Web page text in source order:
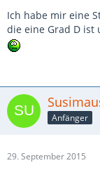
Ich habe mir eine
die eine Grad D ist
Anfänger
29. September 2015